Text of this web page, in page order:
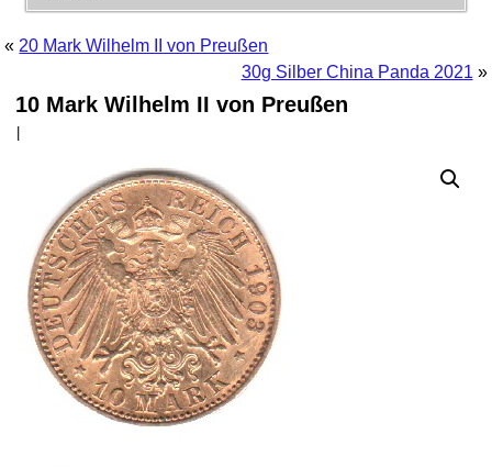
« 20 Mark Wilhelm II von Preußen
30g Silber China Panda 2021 »
10 Mark Wilhelm II von Preußen